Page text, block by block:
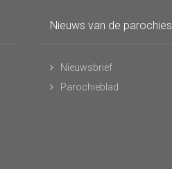
Nieuws van de parochies
Nieuwsbrief
Parochieblad